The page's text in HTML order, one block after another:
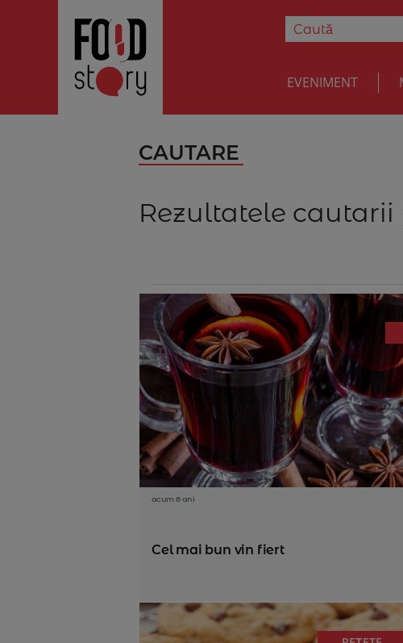
EVENIMENT
CAUTARE
Rezultatele cautarii
acum 8 ani
Cel mai bun vin fiert